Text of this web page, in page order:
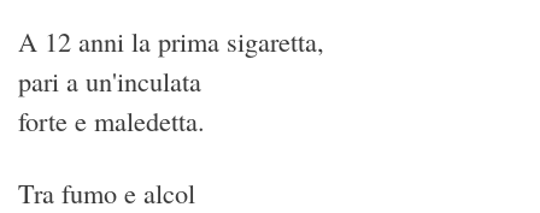
A 12 anni la prima sigaretta,
pari a un'inculata
forte e maledetta.
Tra fumo e alcol